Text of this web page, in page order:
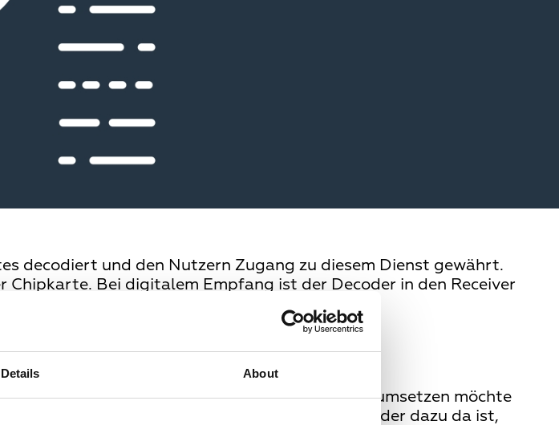
Details About
decodiert und den Nutzern Zugang zu diesem Dienst gewährt.
Bei digitalem Empfang ist der Decoder in den Receiver
wenn man analoge Signale in digitale Signale umsetzen möchte
dem Encoder in einem System, wobei der Encoder dazu da ist,